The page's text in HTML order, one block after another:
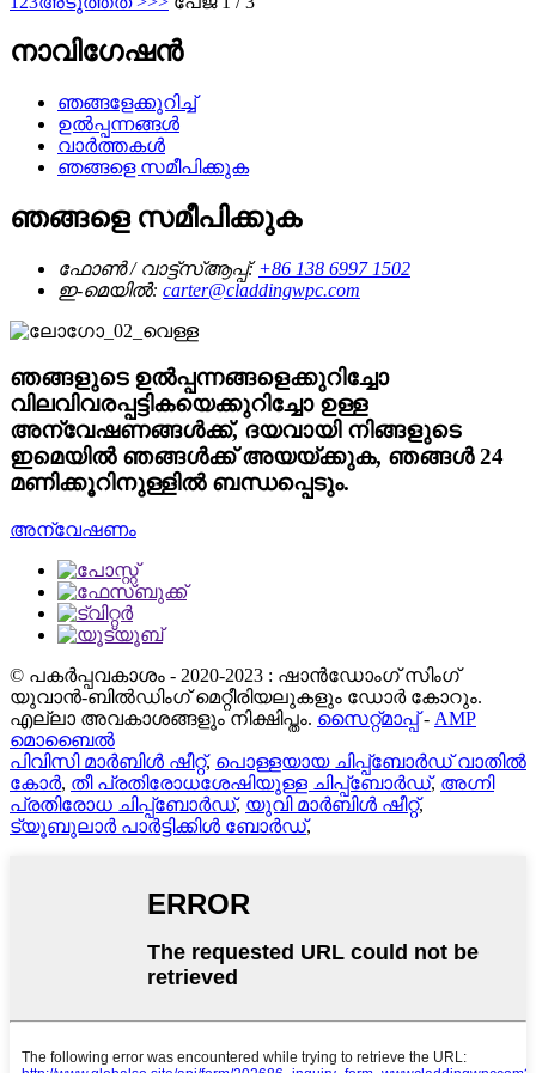
നാവിഗേഷൻ
ഞങ്ങളേക്കുറിച്ച്
ഉൽപ്പന്നങ്ങൾ
വാർത്തകൾ
ഞങ്ങളെ സമീപിക്കുക
ഞങ്ങളെ സമീപിക്കുക
ഫോൺ / വാട്ട്‌സ്ആപ്പ്: +86 138 6997 1502
ഇ-മെയിൽ: carter@claddingwpc.com
ഞങ്ങളുടെ ഉൽപ്പന്നങ്ങളെക്കുറിച്ചോ
വിലവിവരപ്പട്ടികയെക്കുറിച്ചോ ഉള്ള
അന്വേഷണങ്ങൾക്ക്, ദയവായി നിങ്ങളുടെ
ഇമെയിൽ ഞങ്ങൾക്ക് അയയ്ക്കുക, ഞങ്ങൾ 24
മണിക്കൂറിനുള്ളിൽ ബന്ധപ്പെടും.
അന്വേഷണം
© പകർപ്പവകാശം - 2020-2023 : ഷാൻഡോംഗ് സിംഗ്
യുവാൻ-ബിൽഡിംഗ് മെറ്റീരിയലുകളും ഡോർ കോറും.
എല്ലാ അവകാശങ്ങളും നിക്ഷിപ്തം. സൈറ്റ്മാപ്പ്- AMP
മൊബൈൽ
പിവിസി മാർബിൾ ഷീറ്റ്, പൊള്ളയായ ചിപ്പ്ബോർഡ് വാതിൽ
കോർ, തീ പ്രതിരോധശേഷിയുള്ള ചിപ്പ്ബോർഡ്, അഗ്നി
പ്രതിരോധ ചിപ്പ്ബോർഡ്, യുവി മാർബിൾ ഷീറ്റ്,
ട്യൂബുലാർ പാർട്ടിക്കിൾ ബോർഡ്,